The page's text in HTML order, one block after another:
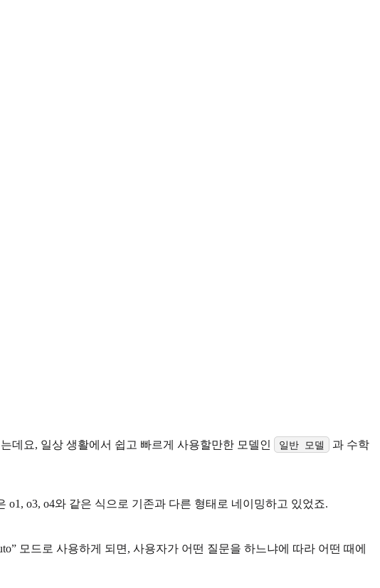
데요, 일상 생활에서 쉽고 빠르게 사용할만한 모델인 일반 모델
과 수학
o1, o3, o4와 같은 식으로 기존과 다른 형태로 네이밍하고 있었죠.
모드로 사용하게 되면, 사용자가 어떤 질문을 하느냐에 따라 어떤 때에